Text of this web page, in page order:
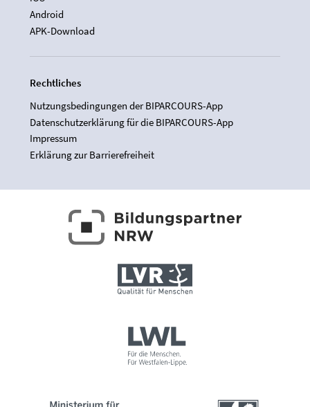
Android
APK-Download
Rechtliches
Nutzungsbedingungen der BIPARCOURS-App
Datenschutzerklärung für die BIPARCOURS-App
Impressum
Erklärung zur Barrierefreiheit